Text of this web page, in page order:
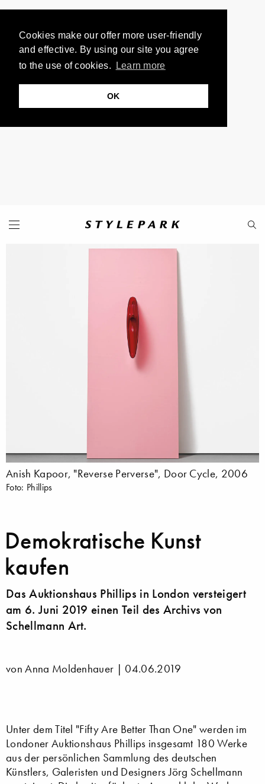
Cookies make our offer more user-friendly
and effective. By using our site you agree
to the use of cookies.
Learn more
OK
Anish Kapoor, "Reverse Perverse", Door Cycle, 2006
Foto: Phillips
Demokratische Kunst
kaufen
Das Auktionshaus Phillips in London versteigert
am 6. Juni 2019 einen Teil des Archivs von
Schellmann Art.
von Anna Moldenhauer |04.06.2019
Unter dem Titel "Fifty Are Better Than One" werden im
Londoner Auktionshaus Phillips insgesamt 180 Werke
aus der persönlichen Sammlung des deutschen
Künstlers, Galeristen und Designers Jörg Schellmann